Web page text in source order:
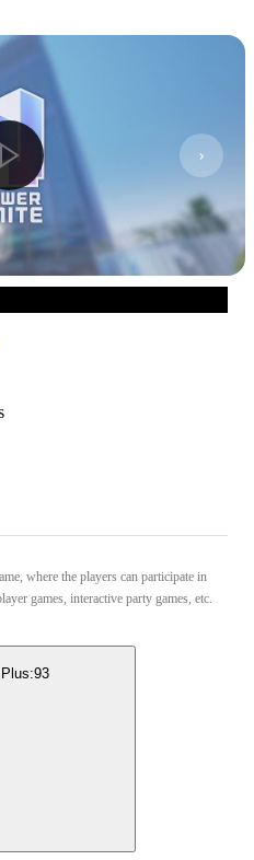
where the players can participate in
games, interactive party games, etc.
93